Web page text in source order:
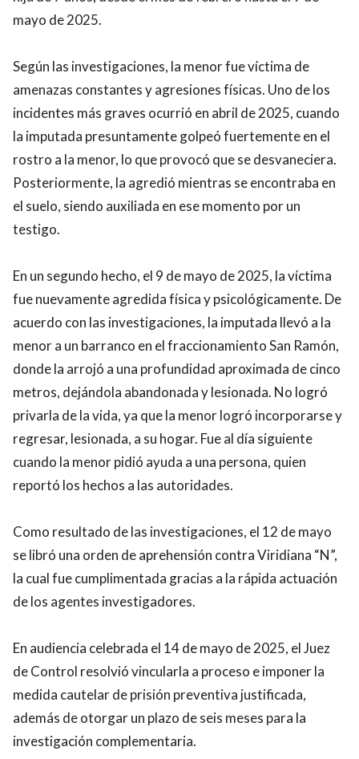
mayo de 2025.
Según las investigaciones, la menor fue víctima de
amenazas constantes y agresiones físicas. Uno de los
incidentes más graves ocurrió en abril de 2025, cuando
la imputada presuntamente golpeó fuertemente en el
rostro a la menor, lo que provocó que se desvaneciera.
Posteriormente, la agredió mientras se encontraba en
el suelo, siendo auxiliada en ese momento por un
testigo.
En un segundo hecho, el 9 de mayo de 2025, la víctima
fue nuevamente agredida física y psicológicamente. De
acuerdo con las investigaciones, la imputada llevó a la
menor a un barranco en el fraccionamiento San Ramón,
donde la arrojó a una profundidad aproximada de cinco
metros, dejándola abandonada y lesionada. No logró
privarla de la vida, ya que la menor logró incorporarse y
regresar, lesionada, a su hogar. Fue al día siguiente
cuando la menor pidió ayuda a una persona, quien
reportó los hechos a las autoridades.
Como resultado de las investigaciones, el 12 de mayo
se libró una orden de aprehensión contra Viridiana “N”,
la cual fue cumplimentada gracias a la rápida actuación
de los agentes investigadores.
En audiencia celebrada el 14 de mayo de 2025, el Juez
de Control resolvió vincularla a proceso e imponer la
medida cautelar de prisión preventiva justificada,
además de otorgar un plazo de seis meses para la
investigación complementaria.